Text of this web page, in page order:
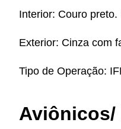
Interior: Couro preto.
Exterior: Cinza com
Tipo de Operação:
Aviônicos/